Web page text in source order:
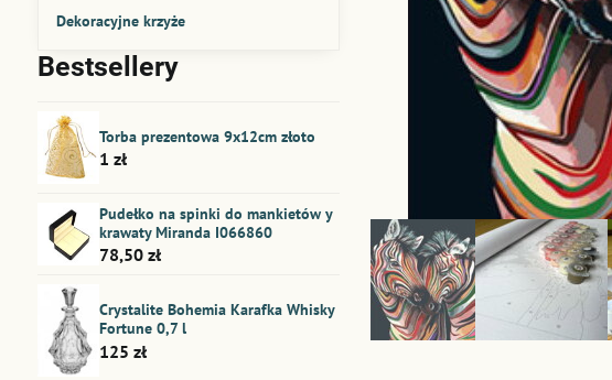
Dekoracyjne krzyże
Bestsellery
Torba prezentowa 9x12cm złoto
1 zł
Pudełko na spinki do mankietów y
krawaty Miranda I066860
78,50 zł
Crystalite Bohemia Karafka Whisky
Fortune 0,7 l
125 zł